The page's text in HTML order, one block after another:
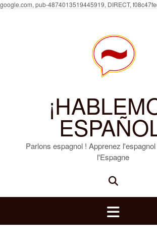
google.com, pub-4874013519445919, DIRECT,
Parlons espagnol ! Apprenez
l'Espagne